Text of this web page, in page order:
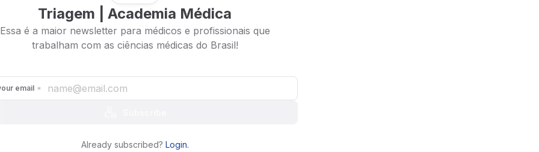
Triagem | Academia Médica
Essa é a maior newsletter para médicos e profissionais que
trabalham com as ciências médicas do Brasil!
email
Already subscribed? Login.